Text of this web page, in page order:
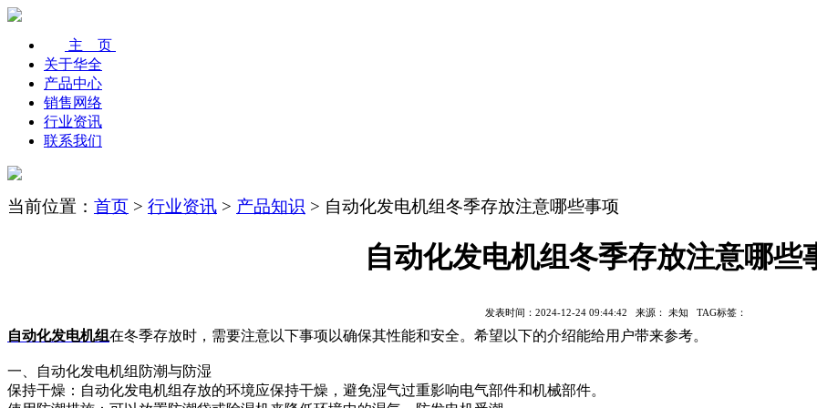
主 页
关于华全
产品中心
销售网络
行业资讯
联系我们
当前位置： 首页 > 行业资讯 > 产品知识 > 自动化发电机组冬季存放注意哪些事项
自动化发电机组冬季存放注意哪些
发表时间： 2024-12-24 09:44:42 来源： 未知 TAG标签：
自动化发电机组在冬季存放时，需要注意以下事项以确保其性能和安全。希望以下的介绍能给用户带来参考。
一、自动化发电机组防潮与防湿
保持干燥：自动化发电机组存放的环境应保持干燥，避免湿气过重影响电气部件和机械部件。